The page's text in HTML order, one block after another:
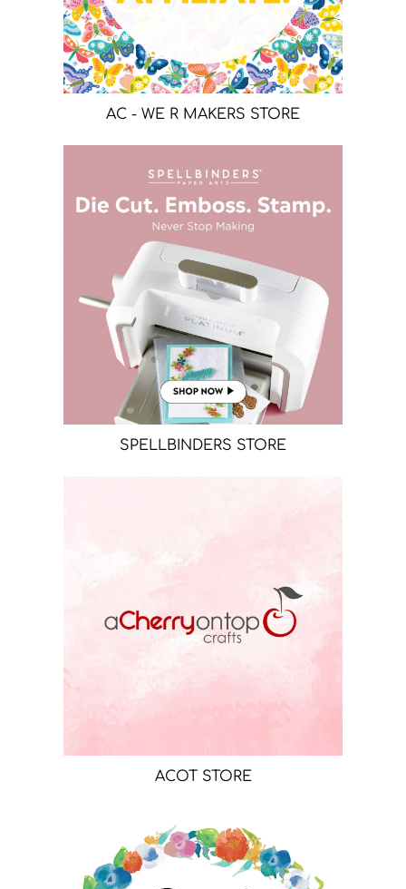
AC - WE R MAKERS STORE
SPELLBINDERS STORE
ACOT STORE